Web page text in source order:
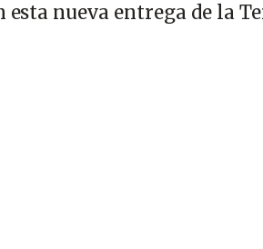
nueva entrega de la